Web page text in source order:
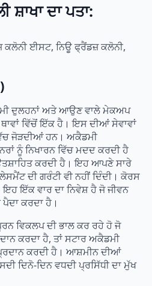
ਸ਼ਾਖਾ ਦਾ ਪਤਾ:
ਕਲੋਨੀ ਈਸਟ, ਨਿਊ ਫ੍ਰੈਂਡਜ਼ ਕਲੋਨੀ,
ਦੁਲਹਨਾਂ ਅਤੇ ਆਉਣ ਵਾਲੇ ਮੇਕਅਪ
ਵਿੱਚੋਂ ਇੱਕ ਹੈ। ਇਸ ਦੀਆਂ ਸੇਵਾਵਾਂ
ਜੋੜਦੀਆਂ ਹਨ। ਅਕੈਡਮੀ
ਨੂੰ ਨਿਖਾਰਨ ਵਿੱਚ ਮਦਦ ਕਰਦੀ ਹੈ
ਕਰਦੀ ਹੈ। ਇਹ ਆਪਣੇ ਸਾਰੇ
ਦੀ ਗਰੰਟੀ ਵੀ ਨਹੀਂ ਦਿੰਦੀ। ਕੋਰਸ
ਇਹ ਇੱਕ ਵਾਰ ਦਾ ਨਿਵੇਸ਼ ਹੈ ਜੋ ਜੀਵਨ
ਕਰਦਾ ਹੈ।
ਵਿਕਲਪ ਦੀ ਭਾਲ ਕਰ ਰਹੇ ਹੋ ਜੋ
ਕਰਦਾ ਹੈ, ਤਾਂ ਸਟਾਰ ਅਕੈਡਮੀ
ਕਰਦੀ ਹੈ। ਆਸ਼ਮੀਨ ਦੀਆਂ
ਦਿਨੋ-ਦਿਨ ਵਧਦੀ ਪ੍ਰਸਿੱਧੀ ਦਾ ਮੁੱਖ